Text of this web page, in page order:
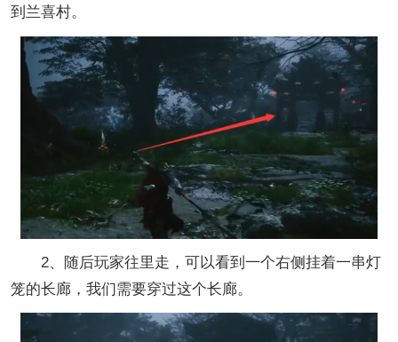
到兰喜村。
2、随后玩家往里走，可以看到一个右侧挂着一串灯
笼的长廊，我们需要穿过这个长廊。